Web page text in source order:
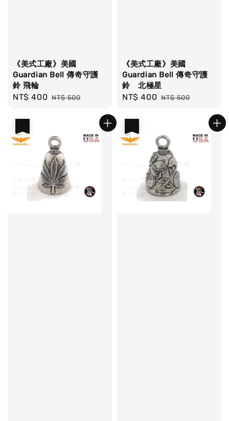
《美式工廠》美國
Guardian Bell 傳奇守護
鈴 飛輪
Sale
NT$ 400 Regular
NT$ 500
《美式工廠》美國
Guardian Bell 傳奇守護
鈴 北極星
Sale
NT$ 400 Regular
NT$ 500